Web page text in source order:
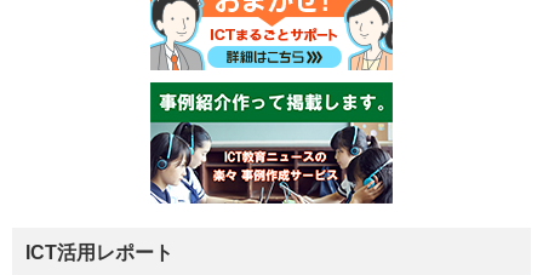
ICT活用レポート